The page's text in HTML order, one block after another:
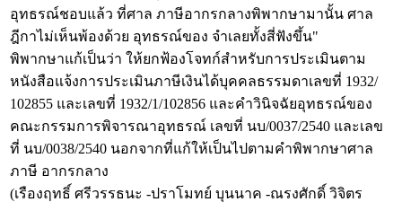
อุทธรณ์ชอบแล้ว ที่ศาล ภาษีอากรกลางพิพากษามานั้น ศาล
ฎีกาไม่เห็นพ้องด้วย อุทธรณ์ของ จำเลยทั้งสี่ฟังขึ้น"
พิพากษาแก้เป็นว่า ให้ยกฟ้องโจทก์สำหรับการประเมินตาม
หนังสือแจ้งการประเมินภาษีเงินได้บุคคลธรรมดาเลขที่ 1932/
102855 และเลขที่ 1932/1/102856 และคำวินิจฉัยอุทธรณ์ของ
คณะกรรมการพิจารณาอุทธรณ์ เลขที่ นบ/0037/2540 และเลข
ที่ นบ/0038/2540 นอกจากที่แก้ให้เป็นไปตามคำพิพากษาศาล
ภาษี อากรกลาง
(เรืองฤทธิ์ ศรีวรรธนะ -ปราโมทย์ บุนนาค -ณรงศักดิ์ วิจิตร